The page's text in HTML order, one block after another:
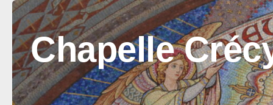
Skip to content
Chapelle